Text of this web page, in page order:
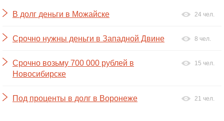
В долг деньги в Можайске 24 чел.
Срочно нужны деньги в Западной Двине 8 чел.
Срочно возьму 700 000 рублей в
Новосибирске
15 чел.
Под проценты в долг в Воронеже 21 чел.